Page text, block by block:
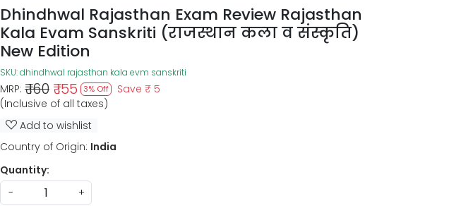
Dhindhwal Rajasthan Exam Review Rajasthan
Kala Evam Sanskriti (राजस्थान कला व संस्कृति)
New Edition
SKU:dhindhwal rajasthan kala evm sanskriti
MRP: ₹ 160 ₹ 155 3% Off Save ₹ 5
(Inclusive of all taxes)
Add to wishlist
Country of Origin: India
Quantity:
-
+